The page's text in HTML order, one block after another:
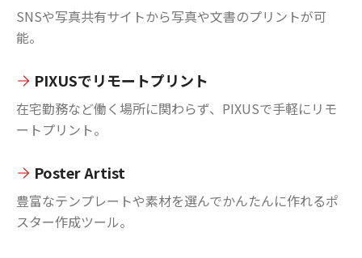
SNSや写真共有サイトから写真や文書のプリントが可
能。
PIXUSでリモートプリント
在宅勤務など働く場所に関わらず、PIXUSで手軽にリモ
ートプリント。
Poster Artist
豊富なテンプレートや素材を選んでかんたんに作れるポ
スター作成ツール。